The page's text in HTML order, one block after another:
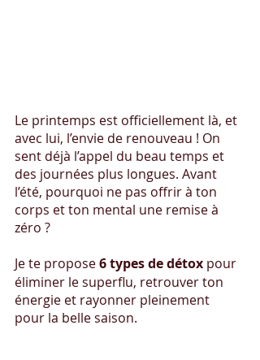
Le printemps est officiellement là, et
avec lui, l’envie de renouveau ! On
sent déjà l’appel du beau temps et
des journées plus longues. Avant
l’été, pourquoi ne pas offrir à ton
corps et ton mental une remise à
zéro ?
Je te propose 6 types de détox pour
éliminer le superflu, retrouver ton
énergie et rayonner pleinement
pour la belle saison.